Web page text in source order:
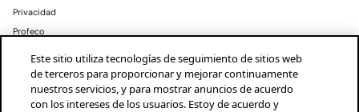
Privacidad
Profeco
Mexico Español
Este sitio utiliza tecnologías de seguimiento de sitios web
de terceros para proporcionar y mejorar continuamente
nuestros servicios, y para mostrar anuncios de acuerdo
con los intereses de los usuarios. Estoy de acuerdo y